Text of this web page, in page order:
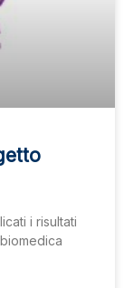
i risultati